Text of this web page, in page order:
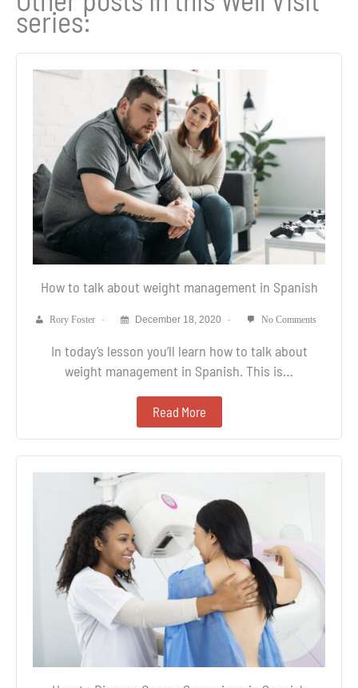
series:
How to talk about weight management in Spanish
Rory Foster December 18, 2020 No Comments
In today’s lesson you’ll learn how to talk about
weight management in Spanish. This is…
Read More